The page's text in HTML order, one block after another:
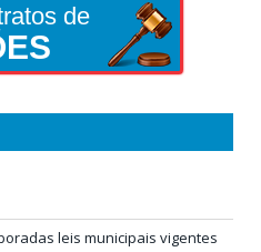
de
leis municipais vigentes